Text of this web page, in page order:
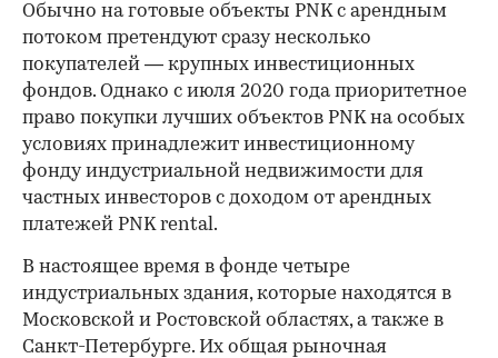
00:00 / 00:00
Обычно на готовые объекты PNK с арендным
потоком претендуют сразу несколько
покупателей — крупных инвестиционных
фондов. Однако с июля 2020 года приоритетное
право покупки лучших объектов PNK на особых
условиях принадлежит инвестиционному
фонду индустриальной недвижимости для
частных инвесторов с доходом от арендных
платежей PNK rental.
В настоящее время в фонде четыре
индустриальных здания, которые находятся в
Московской и Ростовской областях, а также в
Санкт-Петербурге. Их общая рыночная